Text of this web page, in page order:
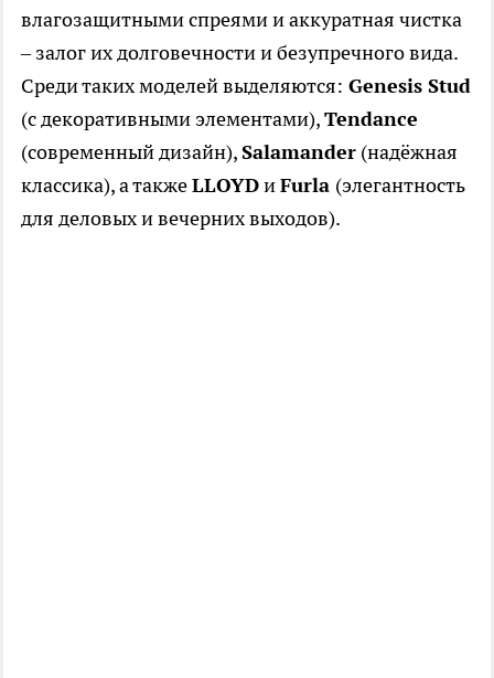
влагозащитными спреями и аккуратная чистка
– залог их долговечности и безупречного вида.
Среди таких моделей выделяются: Genesis Stud
(с декоративными элементами),Tendance
(современный дизайн),Salamander (надёжная
классика), а такжеLLOYDиFurla (элегантность
для деловых и вечерних выходов).